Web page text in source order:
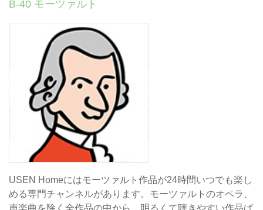
B-40 モーツァルト
USEN Homeにはモーツァルト作品が24時間いつでも楽し
める専門チャンネルがあります。モーツァルトのオペラ、